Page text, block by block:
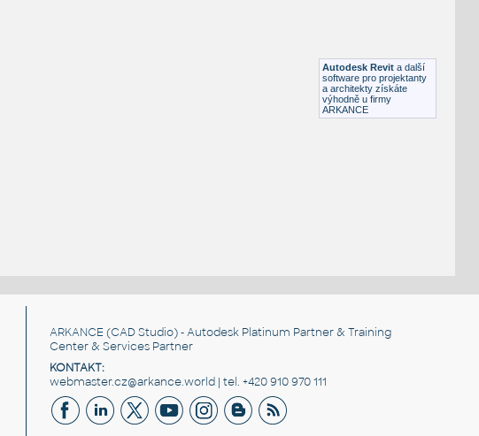
Autodesk Revit a další
software pro projektanty
a architekty získáte
výhodně u firmy
ARKANCE
ARKANCE (CAD Studio) - Autodesk Platinum Partner & Training
Center & Services Partner
KONTAKT:
webmaster.cz@arkance.world | tel. +420 910 970 111